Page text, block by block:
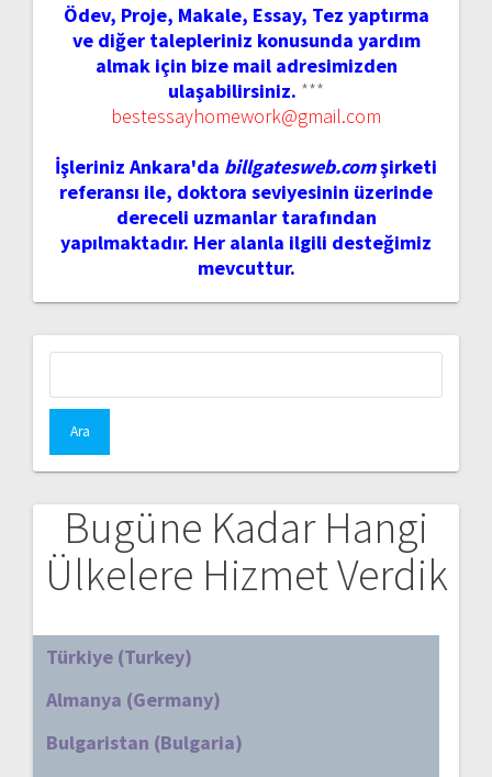
Ödev, Proje, Makale, Essay, Tez yaptırma
ve diğer talepleriniz konusunda yardım
almak için bize mail adresimizden
ulaşabilirsiniz. ***
bestessayhomework@gmail.com
İşleriniz Ankara'da billgatesweb.comşirketi
referansı ile, doktora seviyesinin üzerinde
dereceli uzmanlar tarafından
yapılmaktadır. Her alanla ilgili desteğimiz
mevcuttur.
Bugüne Kadar Hangi
Ülkelere Hizmet Verdik
Türkiye (Turkey)
Almanya (Germany)
Bulgaristan (Bulgaria)